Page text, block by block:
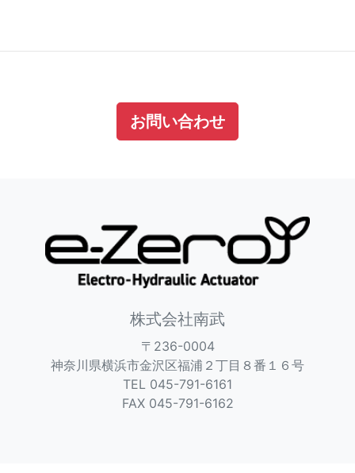
お問い合わせ
株式会社南武
〒236-0004
神奈川県横浜市金沢区福浦２丁目８番１６号
TEL 045-791-6161
FAX 045-791-6162